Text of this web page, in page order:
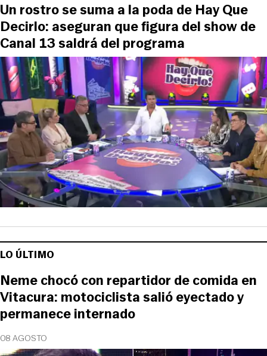
Un rostro se suma a la poda de Hay Que
Decirlo: aseguran que figura del show de
Canal 13 saldrá del programa
LO ÚLTIMO
08 AGOSTO
Neme chocó con repartidor de comida en
Vitacura: motociclista salió eyectado y
permanece internado